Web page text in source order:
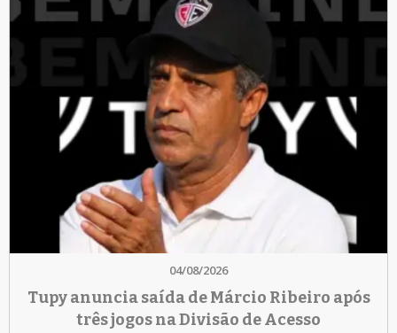
04/08/2026
Tupy anuncia saída de Márcio Ribeiro após
três jogos na Divisão de Acesso